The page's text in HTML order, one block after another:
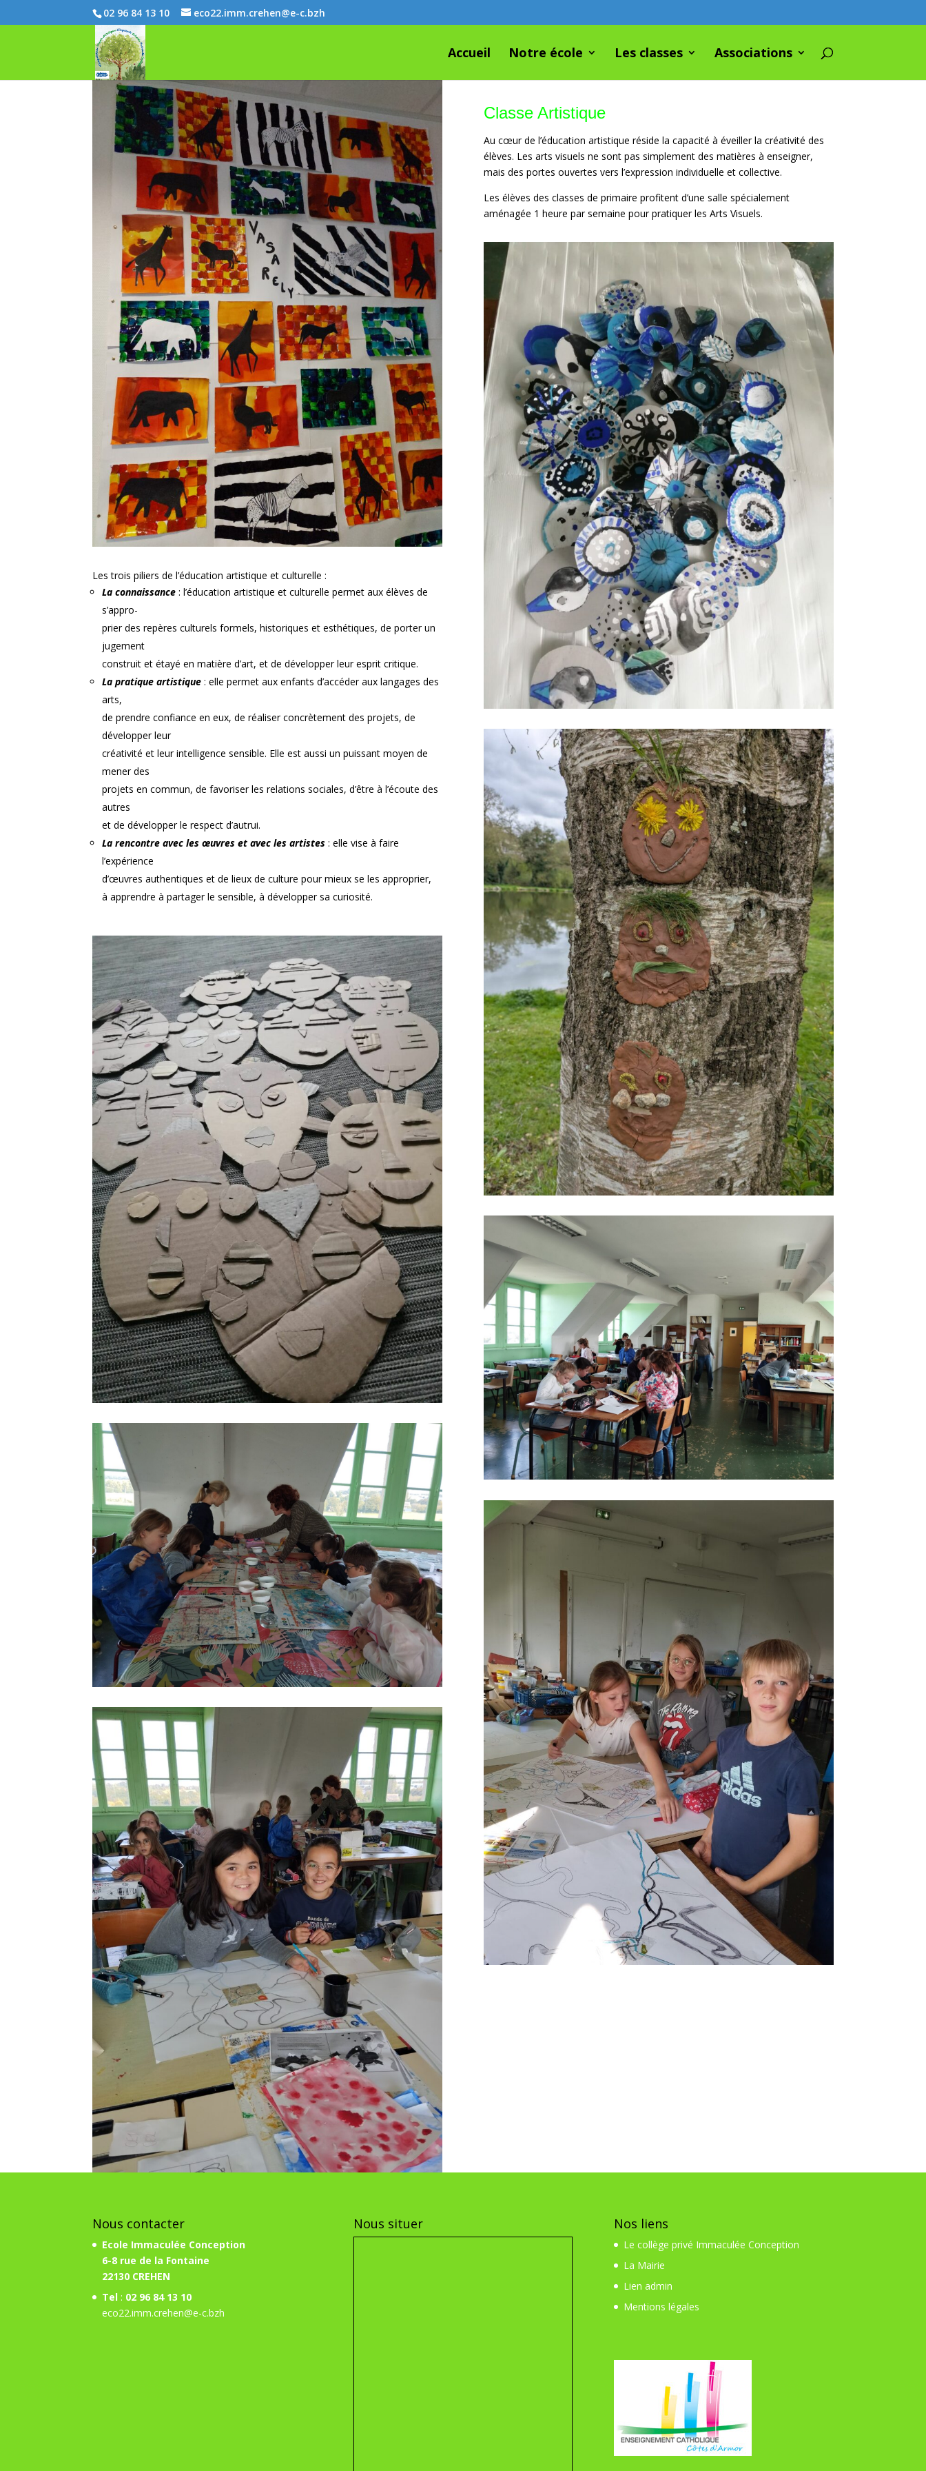
02 96 84 13 10 eco22.imm.crehen@e-c.bzh
Accueil Notre école Les classes Associations
Les trois piliers de l’éducation artistique et culturelle :
La connaissance : l’éducation artistique et culturelle permet aux élèves de
s’appro-
prier des repères culturels formels, historiques et esthétiques, de porter un
jugement
construit et étayé en matière d’art, et de développer leur esprit critique.
La pratique artistique : elle permet aux enfants d’accéder aux langages des
arts,
de prendre confiance en eux, de réaliser concrètement des projets, de
développer leur
créativité et leur intelligence sensible. Elle est aussi un puissant moyen de
mener des
projets en commun, de favoriser les relations sociales, d’être à l’écoute des
autres
et de développer le respect d’autrui.
La rencontre avec les œuvres et avec les artistes : elle vise à faire
l’expérience
d’œuvres authentiques et de lieux de culture pour mieux se les approprier,
à apprendre à partager le sensible, à développer sa curiosité.
Classe Artistique
Au cœur de l’éducation artistique réside la capacité à éveiller la créativité des
élèves. Les arts visuels ne sont pas simplement des matières à enseigner,
mais des portes ouvertes vers l’expression individuelle et collective.
Les élèves des classes de primaire profitent d’une salle spécialement
aménagée 1 heure par semaine pour pratiquer les Arts Visuels.
Nous contacter
Ecole Immaculée Conception
6-8 rue de la Fontaine
22130 CREHEN
Tel : 02 96 84 13 10
eco22.imm.crehen@e-c.bzh
Nous situer Nos liens
Le collège privé Immaculée Conception
La Mairie
Lien admin
Mentions légales